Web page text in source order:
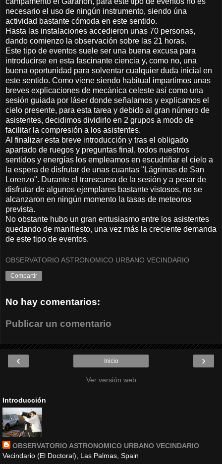
necesario el uso de ningún instrumento, siendo úna
actividad bastante cómoda en este sentido.
Hasta las instalaciones accedieron unas 70 personas,
dando comienzo la observación sobre las 21 horas.
Este tipo de eventos suele ser una buena excusa para
introducirse en esta fascinante ciencia y, como no, una
buena oportunidad para solventar cualquier duda inicial en
este sentido. Como viene siendo habitual impartimos unas
breves explicaciones de mecánica celeste así como una
sesión guiada por láser donde señalamos y explicamos el
cielo presente, para esta tarea y debido al gran número de
asistentes, decidimos dividirlo en 2 grupos a modo de
facilitar la compresión a los asistentes.
Al finalizar esta breve introducción y tras el obligado
apartado de ruegos y preguntas final, todos nuestros
sentidos y energías los empleamos en escudriñar el cielo a
la espera de disfrutar de unas cuantas "Lágrimas de San
Lorenzo". Durante el transcurso de la sesión y a pesar de
disfrutar de algunos ejemplares bastante vistosos, no se
alcanzaron en ningún momento la tasas de meteoros
prevista.
No obstante hubo un gran entusiasmo entre los asistentes
quedando de manifiesto, una vez más la creciente demanda
de este tipo de eventos.
OBSERVATORIO ASTRONOMICO URBANO VECINDARIO
Compartir
No hay comentarios:
Publicar un comentario
‹ ›
Inicio
Ver versión web
Introducción
OBSERVATORIO ASTRONOMICO URBANO VECINDARIO
Vecindario (El Doctoral), Las Palmas, Spain